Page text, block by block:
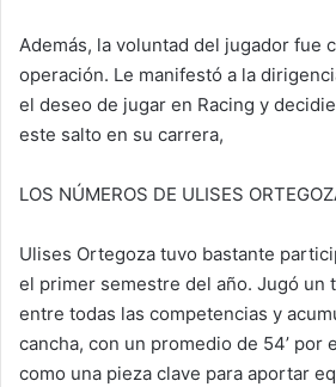
Además, la voluntad del jugador fue
operación. Le manifestó a la
el deseo de jugar en Racing y
este salto en su carrera,
LOS NÚMEROS DE ULISES
Ulises Ortegoza tuvo bastante
el primer semestre del año. Jugó un
entre todas las competencias y
cancha, con un promedio de 54’ por
como una pieza clave para aportar